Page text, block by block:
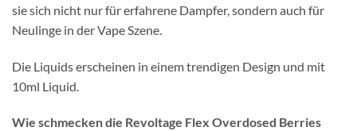
sie sich nicht nur für erfahrene Dampfer, sondern auch für
Neulinge in der Vape Szene.
Die Liquids erscheinen in einem trendigen Design und mit
10ml Liquid.
Wie schmecken die Revoltage Flex Overdosed Berries